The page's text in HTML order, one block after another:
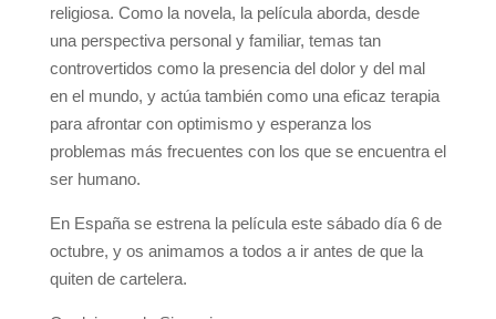
religiosa. Como la novela, la película aborda, desde
una perspectiva personal y familiar, temas tan
controvertidos como la presencia del dolor y del mal
en el mundo, y actúa también como una eficaz terapia
para afrontar con optimismo y esperanza los
problemas más frecuentes con los que se encuentra el
ser humano.
En España se estrena la película este sábado día 6 de
octubre, y os animamos a todos a ir antes de que la
quiten de cartelera.